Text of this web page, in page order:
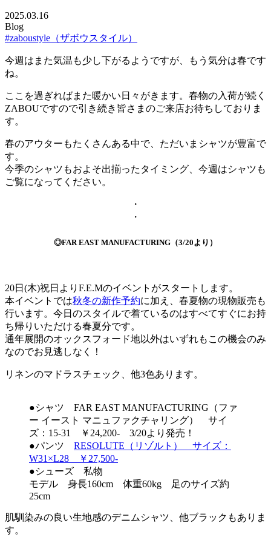
2025.03.16
Blog
#zaboustyle（ザボウスタイル）
今週はまた気温も少し下がるようですが、もう気分は春です
ね。
ここを過ぎればまた暖かい日々がきます。春物の入荷が続く
ZABOUですので引き続き皆さまのご来店お待ちしておりま
す。
春のアウターもたくさんある中で、ただいまシャツが豊富で
す。
今季のシャツもおよそ出揃ったタイミング、今週はシャツも
ご覧になってください。
・
・
◎FAR EAST MANUFACTURING（3/20より）
20日(木)祝日よりF.E.Mのイベントがスタートします。
本イベントでは秋冬の新作予約に加え、春夏物の現物販売も
行います。今日のスタイルで着ているのはすべてすぐにお持
ち帰りいただける春夏分です。
通年展開のオックスフォード地以外はいずれもこの機会のみ
なのでお見逃しなく！
リネンのマドラスチェック、他3色あります。
●シャツ FAR EAST MANUFACTURING（ファ
ー イースト マニュファクチャリング） サイ
ズ：15-31 ￥24,200- 3/20より発売！
●パンツ RESOLUTE（リゾルト） サイズ：
W31×L28 ￥27,500-
●シューズ 私物
モデル 身長160cm 体重60kg 足のサイズ約
25cm
肌馴染みの良い生地感のデニムシャツ、他ブラックもありま
す。